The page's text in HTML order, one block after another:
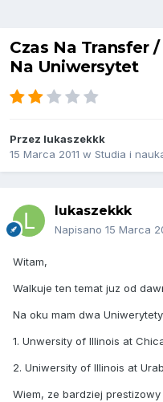
Czas Na Transfer
Na Uniwersytet
Przez lukaszekkk
15 Marca 2011 w Studia i
lukaszekkk
Napisano 15 Marca
Witam,
Walkuje ten temat juz od
Na oku mam dwa
1. Unwersity of Illinois at
2. Uniwersity of Illinois at
Wiem, ze bardziej